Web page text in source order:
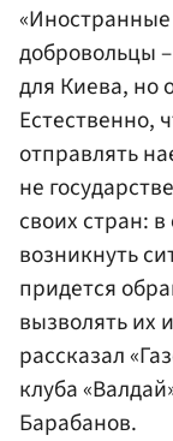
добровольцы
для Киева, но
Естественно,
отправлять
не
своих стран:
возникнуть
придется
вызволять их
рассказал
клуба
Барабанов.